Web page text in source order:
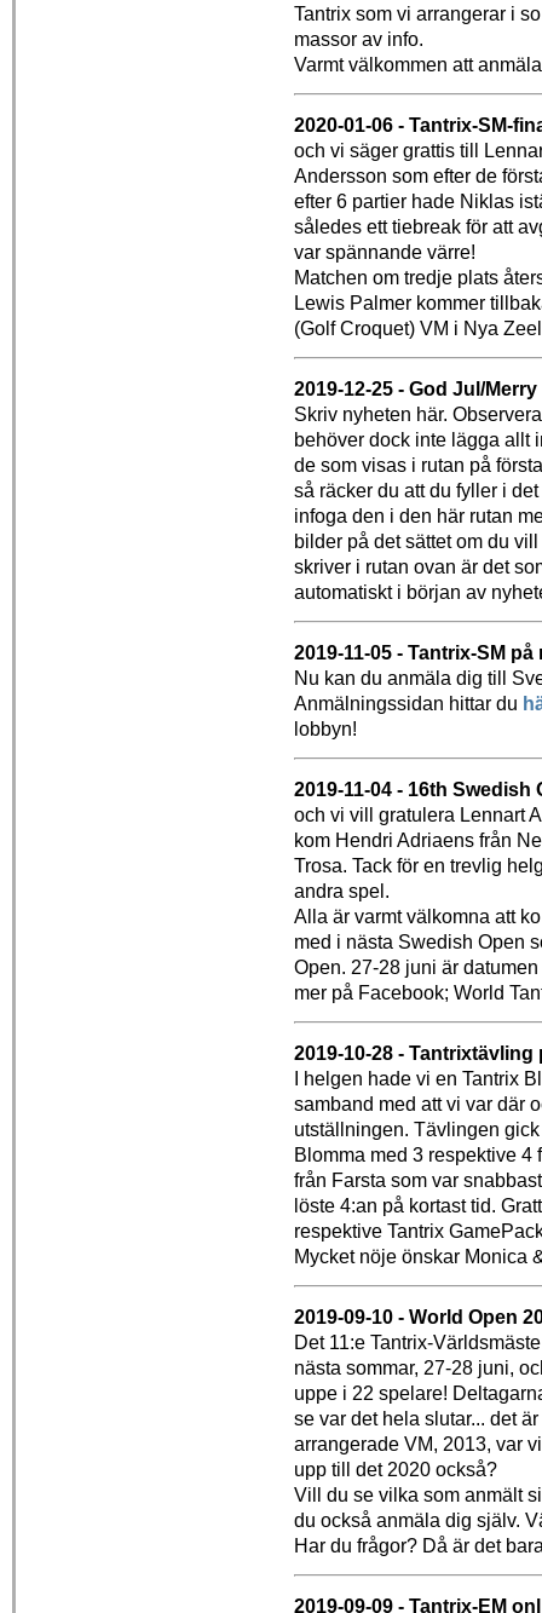
Tantrix som vi arrangerar i
massor av info.
Varmt välkommen att
2020-01-06 - Tantrix-SM-
och vi säger grattis till
Andersson som efter de
efter 6 partier hade Niklas
således ett tiebreak för att
var spännande värre!
Matchen om tredje plats
Lewis Palmer kommer
(Golf Croquet) VM i Nya
2019-12-25 - God Jul/
Skriv nyheten här.
behöver dock inte lägga allt
de som visas i rutan på
så räcker du att du fyller i
infoga den i den här rutan
bilder på det sättet om du
skriver i rutan ovan är det
automatiskt i början av
2019-11-05 - Tantrix-SM på
Nu kan du anmäla dig till
Anmälningssidan hittar du
lobbyn!
2019-11-04 - 16th Swedish
och vi vill gratulera Lennart
kom Hendri Adriaens från
Trosa. Tack för en trevlig
andra spel.
Alla är varmt välkomna att
med i nästa Swedish Open
Open. 27-28 juni är
mer på Facebook; World
2019-10-28 -
I helgen hade vi en Tantrix
samband med att vi var där
utställningen. Tävlingen
Blomma med 3 respektive 4
från Farsta som var
löste 4:an på kortast tid.
respektive Tantrix
Mycket nöje önskar Monica
2019-09-10 - World Open
Det 11:e Tantrix-
nästa sommar, 27-28 juni,
uppe i 22 spelare!
se var det hela slutar... det
arrangerade VM, 2013, var
upp till det 2020 också?
Vill du se vilka som anmält
du också anmäla dig själv.
Har du frågor? Då är det
2019-09-09 - Tantrix-EM